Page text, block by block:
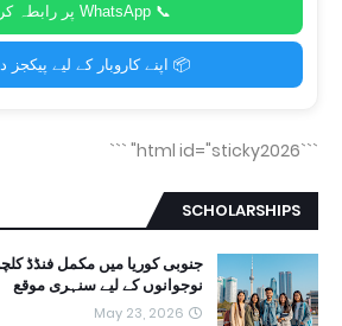
📞 WhatsApp پر رابطہ کریں
📦 اپنے کاروبار کے لیے پیکجز
```html id="sticky2026"
```
SCHOLARSHIPS
نوجوانوں کے لیے سنہری موقع
May 23, 2026